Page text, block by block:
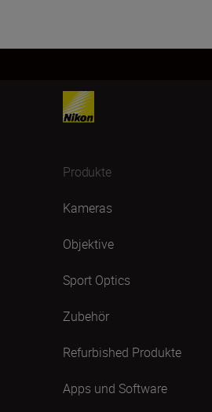
Produkte
Kameras
Objektive
Sport Optics
Zubehör
Refurbished Produkte
Apps und Software